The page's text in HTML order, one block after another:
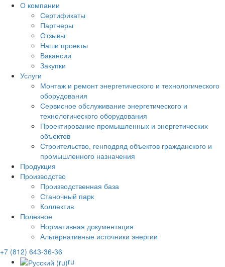
О компании
Сертификаты
Партнеры
Отзывы
Наши проекты
Вакансии
Закупки
Услуги
Монтаж и ремонт энергетического и технологического
оборудования
Сервисное обслуживание энергетического и
технологического оборудования
Проектирование промышленных и энергетических
объектов
Строительство, генподряд объектов гражданского и
промышленного назначения
Продукция
Производство
Производственная база
Станочный парк
Коллектив
Полезное
Нормативная документация
Альтернативные источники энергии
+7 (812) 643-36-36
ru